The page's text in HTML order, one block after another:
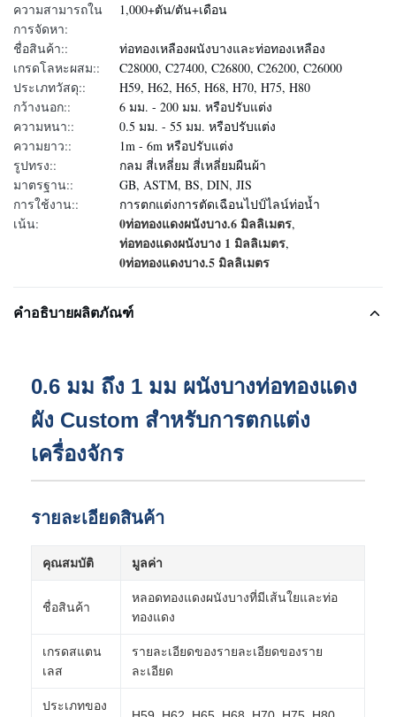
ความสามารถใน
การจัดหา:
1,000+ตัน/ตัน+เดือน
ชื่อสินค้า::
ท่อทองเหลืองผนังบางและท่อทองเหลือง
เกรดโลหะผสม::
C28000, C27400, C26800, C26200, C26000
ประเภทวัสดุ::
H59, H62, H65, H68, H70, H75, H80
กว้างนอก::
6 มม. - 200 มม. หรือปรับแต่ง
ความหนา::
0.5 มม. - 55 มม. หรือปรับแต่ง
ความยาว::
1m - 6m หรือปรับแต่ง
รูปทรง::
กลม สี่เหลี่ยม สี่เหลี่ยมผืนผ้า
มาตรฐาน::
GB, ASTM, BS, DIN, JIS
การใช้งาน::
การตกแต่งการตัดเฉือนไปป์ไลน์ท่อน้ำ
เน้น:
0ท่อทองแดงผนังบาง.6 มิลลิเมตร,
ท่อทองแดงผนังบาง 1 มิลลิเมตร,
0ท่อทองแดงบาง.5 มิลลิเมตร
คำอธิบายผลิตภัณฑ์
0.6 มม ถึง 1 มม ผนังบางท่อทองแดง
ผัง Custom สําหรับการตกแต่ง
เครื่องจักร
รายละเอียดสินค้า
คุณสมบัติ มูลค่า
ชื่อสินค้า
หลอดทองแดงผนังบางที่มีเส้นใยและท่อ
ทองแดง
เกรดสแตน
เลส
รายละเอียดของรายละเอียดของราย
ละเอียด
ประเภทของ